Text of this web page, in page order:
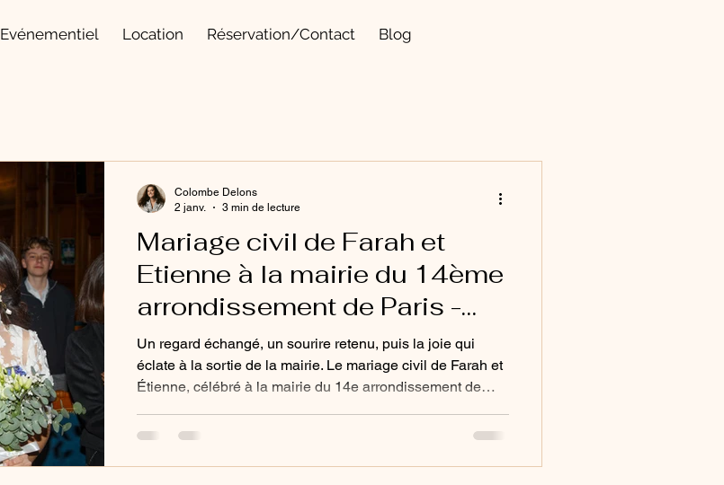
Evénementiel Location Réservation/Contact Blog
Mariage civil de Farah et
Etienne à la mairie du 14ème
arrondissement de Paris -
Photographe
Un regard échangé, un sourire retenu, puis la joie qui
éclate à la sortie de la mairie. Le mariage civil de Farah et
Étienne, célébré à la mairie du 14e arrondissement de
d’émotions sincères. Des premiers instants à la
parisien, ce reportage raconte leur journée telle qu’elle a
Colombe Delons
2 janv.
3 min de lecture